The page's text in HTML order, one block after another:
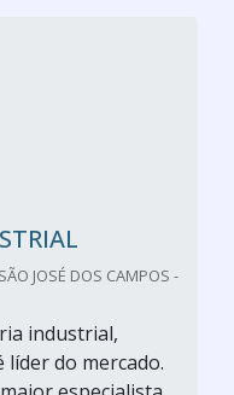
JOSÉ DOS CAMPOS -
industrial,
do mercado.